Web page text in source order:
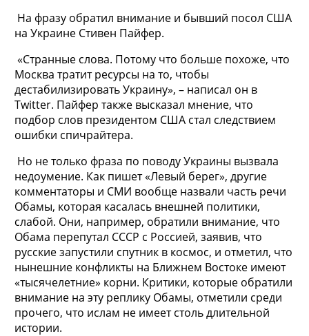
На фразу обратил внимание и бывший посол США
на Украине Стивен Пайфер.
«Странные слова. Потому что больше похоже, что
Москва тратит ресурсы на то, чтобы
дестабилизировать Украину», – написал он в
Twitter. Пайфер также высказал мнение, что
подбор слов президентом США стал следствием
ошибки спичрайтера.
Но не только фраза по поводу Украины вызвала
недоумение. Как пишет «Левый берег», другие
комментаторы и СМИ вообще назвали часть речи
Обамы, которая касалась внешней политики,
слабой. Они, например, обратили внимание, что
Обама перепутал СССР с Россией, заявив, что
русские запустили спутник в космос, и отметил, что
нынешние конфликты на Ближнем Востоке имеют
«тысячелетние» корни. Критики, которые обратили
внимание на эту реплику Обамы, отметили среди
прочего, что ислам не имеет столь длительной
истории.